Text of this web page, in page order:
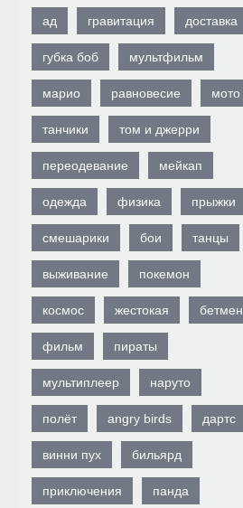
ад гравитация доставка
губка боб мультфильм
марио равновесие мото
танчики том и джерри
переодевание мейкап
одежда физика прыжки
смешарики бои танцы
выживание покемон
космос жестокая бетмен
фильм пираты
мультиплеер наруто
полёт angry birds дартс
винни пух бильярд
приключения панда